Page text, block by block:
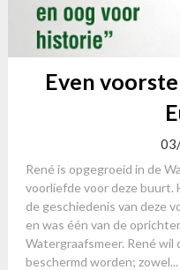
Even
René is opgegroeid in de
voorliefde voor deze buurt.
de geschiedenis van deze
en was één van de
Watergraafsmeer. René
beschermd worden; zowel...